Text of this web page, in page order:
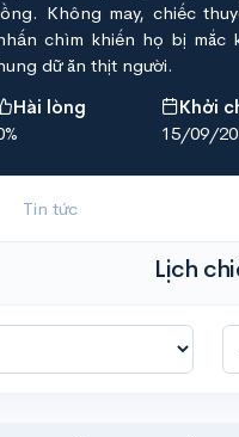
Không may, chiếc
chìm khiến họ bị mắc
dữ ăn thịt người.
Hài lòng
Khởi
15/09/
Tin tức
Lịch